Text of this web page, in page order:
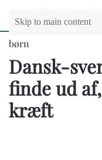
Skip to main content
børn
Dansk-
finde ud
kræft